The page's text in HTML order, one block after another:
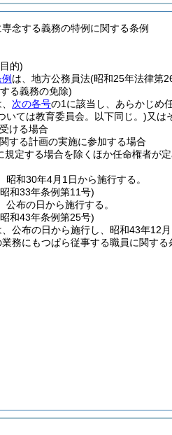
念する義務の特例に関する条例
的)
は、地方公務員法(昭和25年法律第
る義務の免除)
次の各号の1に該当し、あらかじめ
いては教育委員会。以下同じ。)又は
ける場合
する計画の実施に参加する場合
規定する場合を除くほか任命権者が
昭和30年4月1日から施行する。
和33年条例第11号)
公布の日から施行する。
和43年条例第25号)
公布の日から施行し、昭和43年12月
務にもつぱら従事する職員に関する